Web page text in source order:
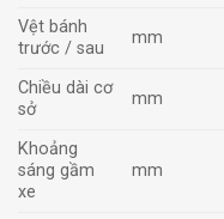
Vệt bánh
trước / sau
mm
Chiều dài cơ
sở
mm
Khoảng
sáng gầm
xe
mm